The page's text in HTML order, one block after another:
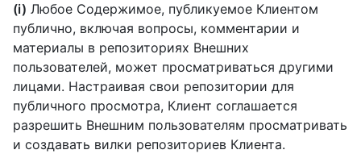
(i) Любое Содержимое, публикуемое Клиентом
публично, включая вопросы, комментарии и
материалы в репозиториях Внешних
пользователей, может просматриваться другими
лицами. Настраивая свои репозитории для
публичного просмотра, Клиент соглашается
разрешить Внешним пользователям просматривать
и создавать вилки репозиториев Клиента.